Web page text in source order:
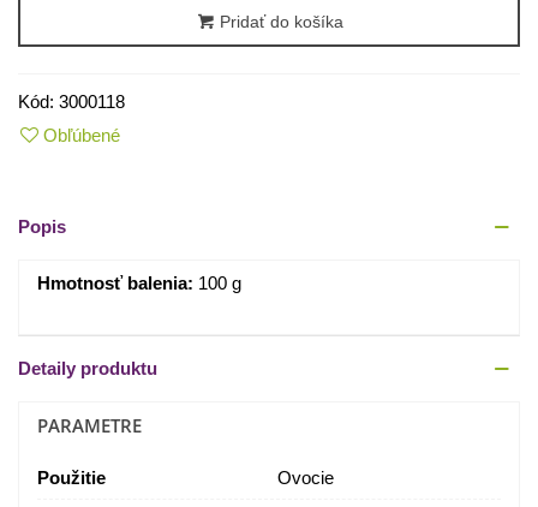
Pridať do košíka
Kód: 3000118
Obľúbené
Popis
Hmotnosť balenia: 100 g
Detaily produktu
PARAMETRE
Použitie Ovocie